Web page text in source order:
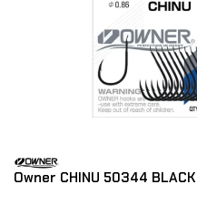
Owner CHINU 50344 BLACK